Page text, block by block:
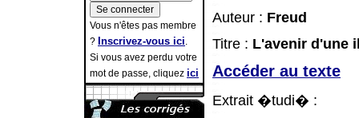
Vous n'êtes pas membre
? Inscrivez-vous ici.
Si vous avez perdu votre
mot de passe, cliquez ici
Auteur : Freud
Titre : L'avenir d'une
Accéder au texte
Extrait �tudi� :